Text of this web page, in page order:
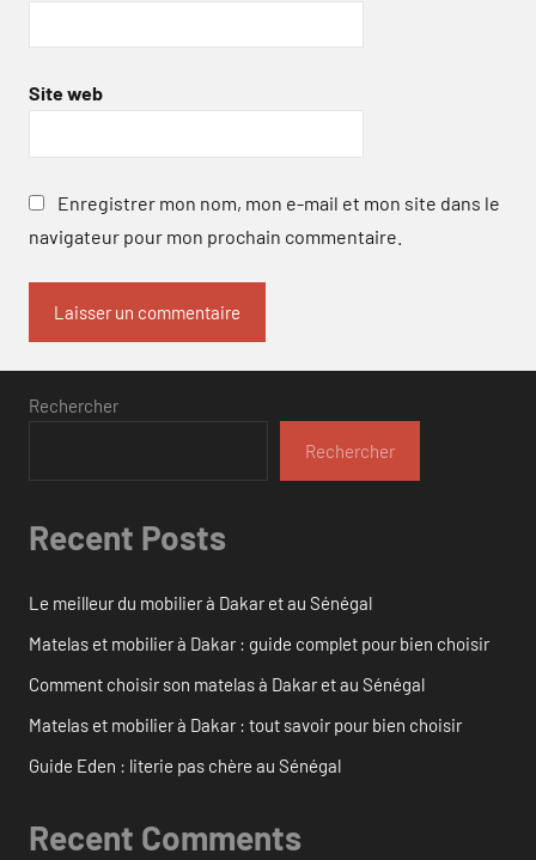
Site web
Enregistrer mon nom, mon e-mail et mon site dans le
navigateur pour mon prochain commentaire.
Rechercher
Rechercher
Recent Posts
Le meilleur du mobilier à Dakar et au Sénégal
Matelas et mobilier à Dakar : guide complet pour bien choisir
Comment choisir son matelas à Dakar et au Sénégal
Matelas et mobilier à Dakar : tout savoir pour bien choisir
Guide Eden : literie pas chère au Sénégal
Recent Comments